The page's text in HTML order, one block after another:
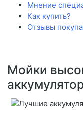
Мнение
Как купить?
Отзывы
Мойки